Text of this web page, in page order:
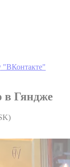
"ВКонтакте"
в Гяндже